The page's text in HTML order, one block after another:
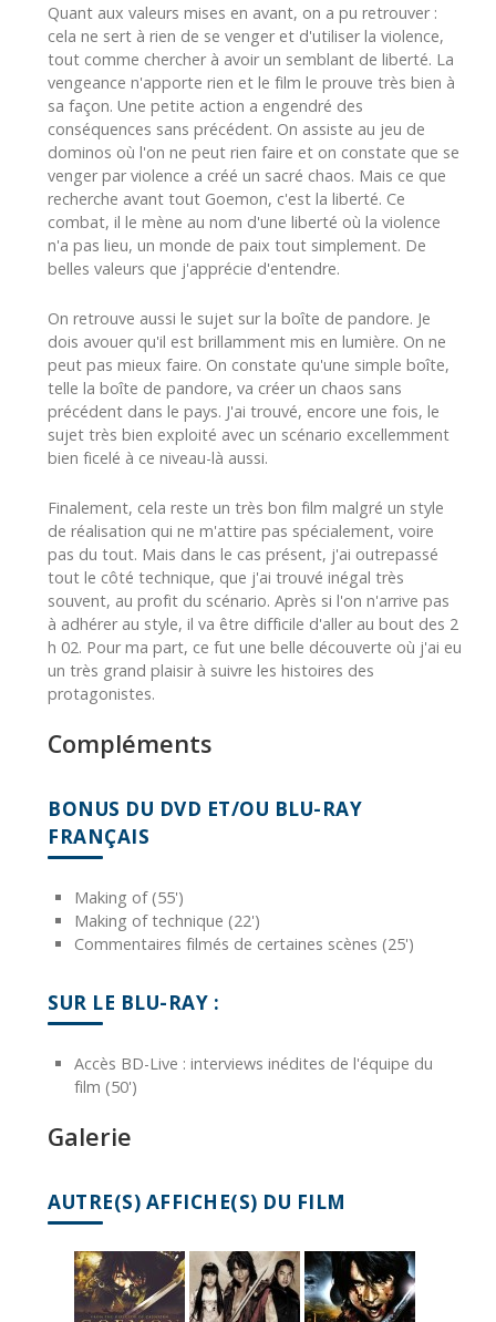
Quant aux valeurs mises en avant, on a pu retrouver :
cela ne sert à rien de se venger et d'utiliser la violence,
tout comme chercher à avoir un semblant de liberté. La
vengeance n'apporte rien et le film le prouve très bien à
sa façon. Une petite action a engendré des
conséquences sans précédent. On assiste au jeu de
dominos où l'on ne peut rien faire et on constate que se
venger par violence a créé un sacré chaos. Mais ce que
recherche avant tout Goemon, c'est la liberté. Ce
combat, il le mène au nom d'une liberté où la violence
n'a pas lieu, un monde de paix tout simplement. De
belles valeurs que j'apprécie d'entendre.
On retrouve aussi le sujet sur la boîte de pandore. Je
dois avouer qu'il est brillamment mis en lumière. On ne
peut pas mieux faire. On constate qu'une simple boîte,
telle la boîte de pandore, va créer un chaos sans
précédent dans le pays. J'ai trouvé, encore une fois, le
sujet très bien exploité avec un scénario excellemment
bien ficelé à ce niveau-là aussi.
Finalement, cela reste un très bon film malgré un style
de réalisation qui ne m'attire pas spécialement, voire
pas du tout. Mais dans le cas présent, j'ai outrepassé
tout le côté technique, que j'ai trouvé inégal très
souvent, au profit du scénario. Après si l'on n'arrive pas
à adhérer au style, il va être difficile d'aller au bout des 2
h 02. Pour ma part, ce fut une belle découverte où j'ai eu
un très grand plaisir à suivre les histoires des
protagonistes.
Compléments
BONUS DU DVD ET/OU BLU-RAY
FRANÇAIS
Making of (55')
Making of technique (22')
Commentaires filmés de certaines scènes (25')
SUR LE BLU-RAY :
Accès BD-Live : interviews inédites de l'équipe du
film (50')
Galerie
AUTRE(S) AFFICHE(S) DU FILM